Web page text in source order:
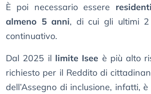
È poi necessario essere
almeno 5 anni, di cui gli ultimi
continuativo.
Dal 2025 il limite Isee è più alto
richiesto per il Reddito di
dell’Assegno di inclusione, infatti,